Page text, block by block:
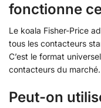
fonctionne
Le koala Fisher-Price
tous les contacteurs
C’est le format
contacteurs du marché.
Peut-on